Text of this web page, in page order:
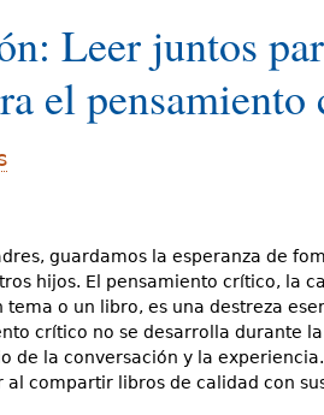
Leer juntos
el
guardamos la esperanza de
hijos. El pensamiento crítico, la
o un libro, es una destreza
crítico no se desarrolla durante
de la conversación y la
compartir libros de calidad con